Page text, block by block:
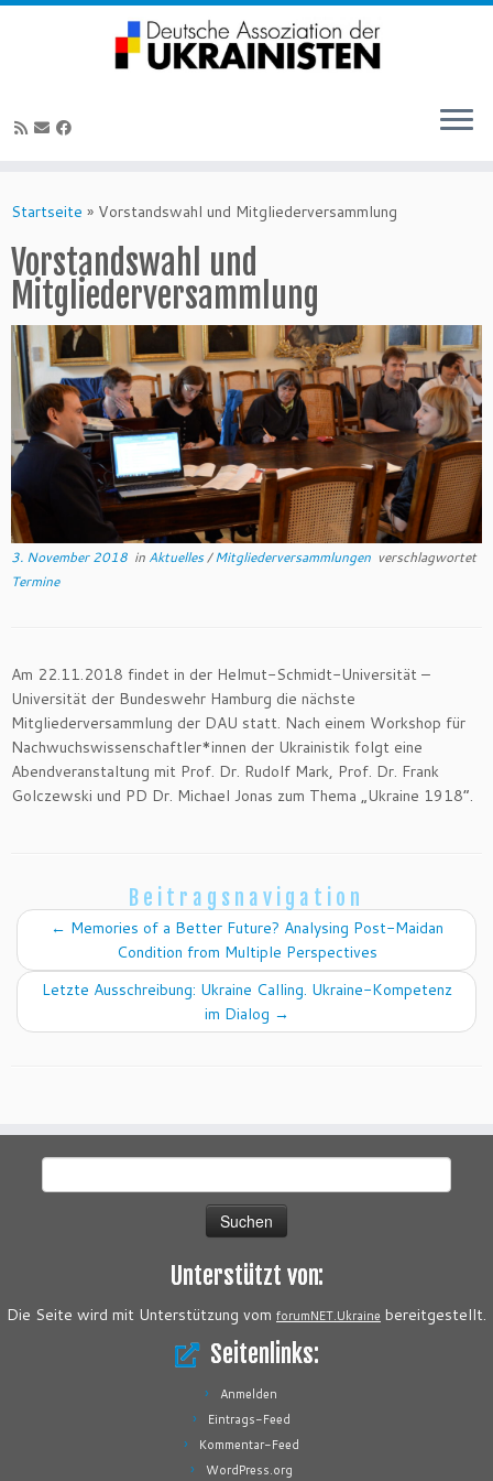
Inhalt
Startseite » Vorstandswahl und Mitgliederversammlung
Vorstandswahl und
Mitgliederversammlung
3. November 2018 in Aktuelles/Mitgliederversammlungen verschlagwortet
Termine
Am 22.11.2018 findet in der Helmut-Schmidt-Universität –
Universität der Bundeswehr Hamburg die nächste
Mitgliederversammlung der DAU statt. Nach einem Workshop für
Nachwuchswissenschaftler*innen der Ukrainistik folgt eine
Abendveranstaltung mit Prof. Dr. Rudolf Mark, Prof. Dr. Frank
Golczewski und PD Dr. Michael Jonas zum Thema „Ukraine 1918“.
Beitragsnavigation
← Memories of a Better Future? Analysing Post-Maidan
Condition from Multiple Perspectives
Letzte Ausschreibung: Ukraine Calling. Ukraine-Kompetenz
im Dialog →
Unterstützt von:
Die Seite wird mit Unterstützung vom forumNET.Ukraine bereitgestellt.
Seitenlinks:
Anmelden
Eintrags-Feed
Kommentar-Feed
WordPress.org